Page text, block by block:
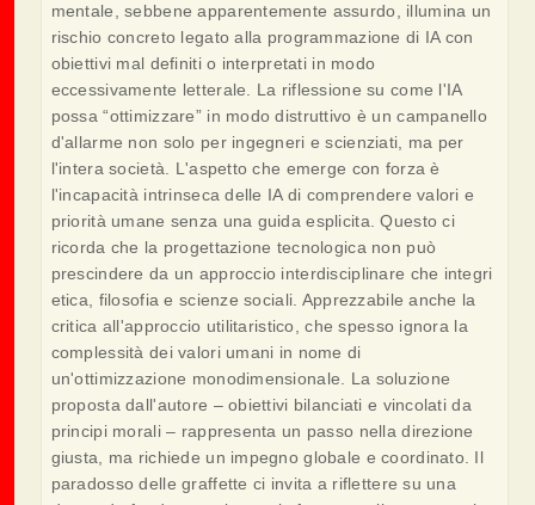
mentale, sebbene apparentemente assurdo, illumina un
rischio concreto legato alla programmazione di IA con
obiettivi mal definiti o interpretati in modo
eccessivamente letterale. La riflessione su come l'IA
possa “ottimizzare” in modo distruttivo è un campanello
d'allarme non solo per ingegneri e scienziati, ma per
l'intera società. L'aspetto che emerge con forza è
l'incapacità intrinseca delle IA di comprendere valori e
priorità umane senza una guida esplicita. Questo ci
ricorda che la progettazione tecnologica non può
prescindere da un approccio interdisciplinare che integri
etica, filosofia e scienze sociali. Apprezzabile anche la
critica all'approccio utilitaristico, che spesso ignora la
complessità dei valori umani in nome di
un'ottimizzazione monodimensionale. La soluzione
proposta dall'autore – obiettivi bilanciati e vincolati da
principi morali – rappresenta un passo nella direzione
giusta, ma richiede un impegno globale e coordinato. Il
paradosso delle graffette ci invita a riflettere su una